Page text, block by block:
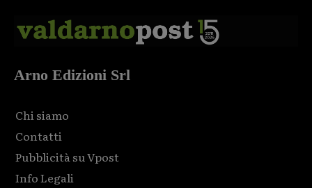
Arno Edizioni Srl
Chi siamo
Contatti
Pubblicità su Vpost
Info Legali